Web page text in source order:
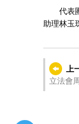
代表
助理林玉
上
立法會